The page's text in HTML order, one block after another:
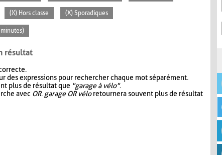
(X) Hors classe (X) Sporadiques
résultat
des expressions pour rechercher chaque mot séparément.
plus de résultat que "garage à vélo".
avec OR. garage OR véloretournera souvent plus de résultat